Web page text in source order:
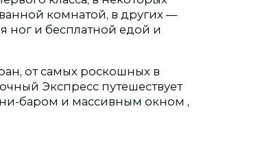
комнатой, в других —
ног и бесплатной едой и
от самых роскошных в
Экспресс путешествует
баром и массивным окном ,